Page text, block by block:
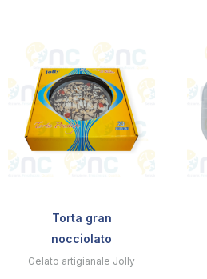
Torta gran
nocciolato
Gelato artigianale Jolly